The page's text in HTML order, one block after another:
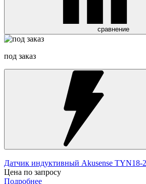
сравнение
под заказ
Датчик индуктивный Akusense TYN18-
Цена по запросу
Подробнее